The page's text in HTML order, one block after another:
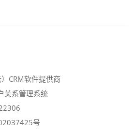
CRM软件提供商
关系管理系统
号